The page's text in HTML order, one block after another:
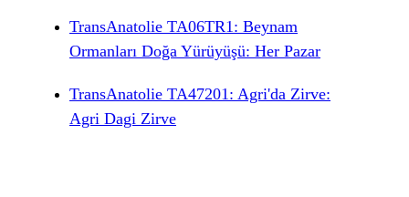
TransAnatolie TA06TR1: Beynam
Ormanları Doğa Yürüyüşü: Her Pazar
TransAnatolie TA47201: Agri'da Zirve:
Agri Dagi Zirve